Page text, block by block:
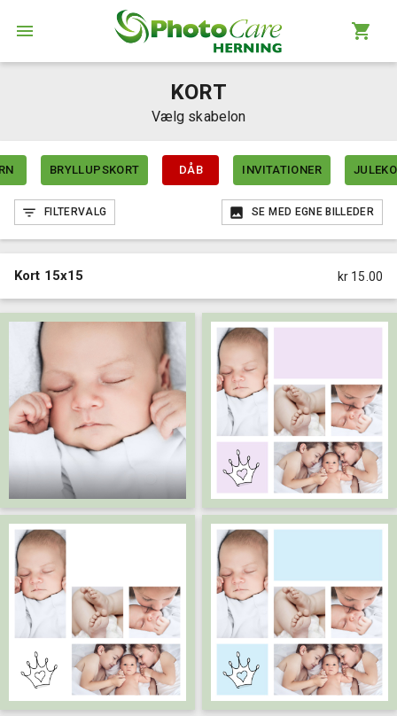
KORT
Vælg skabelon
BRYLLUPSKORT DÅB INVITATIONER
FILTERVALG SE MED EGNE BILLEDER
Kort 15x15 kr 15.00